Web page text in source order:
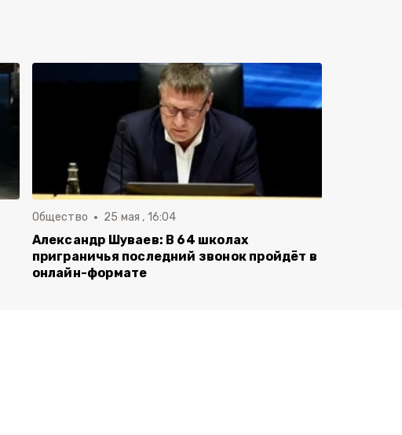
Общество 25 мая , 16:04
Александр Шуваев: В 64 школах
приграничья последний звонок пройдёт в
онлайн-формате